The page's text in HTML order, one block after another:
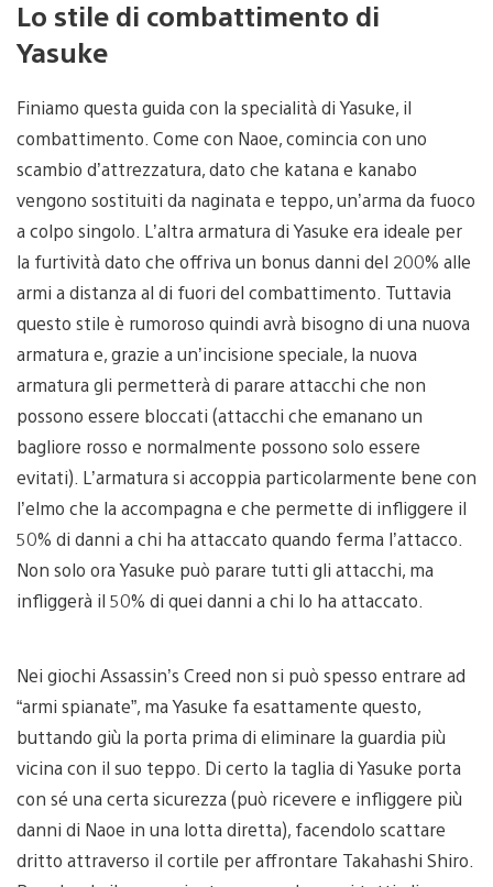
Lo stile di combattimento di
Yasuke
Finiamo questa guida con la specialità di Yasuke, il
combattimento. Come con Naoe, comincia con uno
scambio d’attrezzatura, dato che katana e kanabo
vengono sostituiti da naginata e teppo, un’arma da fuoco
a colpo singolo. L’altra armatura di Yasuke era ideale per
la furtività dato che offriva un bonus danni del 200% alle
armi a distanza al di fuori del combattimento. Tuttavia
questo stile è rumoroso quindi avrà bisogno di una nuova
armatura e, grazie a un’incisione speciale, la nuova
armatura gli permetterà di parare attacchi che non
possono essere bloccati (attacchi che emanano un
bagliore rosso e normalmente possono solo essere
evitati). L’armatura si accoppia particolarmente bene con
l’elmo che la accompagna e che permette di infliggere il
50% di danni a chi ha attaccato quando ferma l’attacco.
Non solo ora Yasuke può parare tutti gli attacchi, ma
infliggerà il 50% di quei danni a chi lo ha attaccato.
Nei giochi Assassin’s Creed non si può spesso entrare ad
“armi spianate”, ma Yasuke fa esattamente questo,
buttando giù la porta prima di eliminare la guardia più
vicina con il suo teppo. Di certo la taglia di Yasuke porta
con sé una certa sicurezza (può ricevere e infliggere più
danni di Naoe in una lotta diretta), facendolo scattare
dritto attraverso il cortile per affrontare Takahashi Shiro.